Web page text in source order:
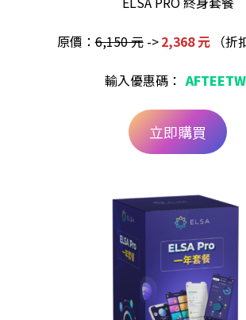
原價：6,150 元->2,368 元 （折
輸入優惠碼： AFTEETW
立即購買